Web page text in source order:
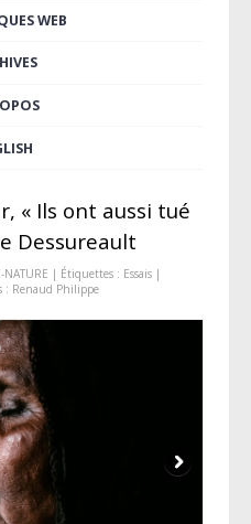
WEB
« Ils ont aussi tué
Dessureault
| Étiquettes : Essais|
: Renaud Philippe